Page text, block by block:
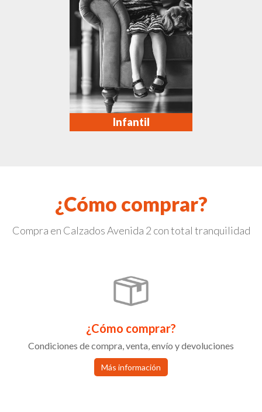
Infantil
¿Cómo comprar?
Compra en Calzados Avenida 2 con total tranquilidad
¿Cómo comprar?
Condiciones de compra, venta, envío y devoluciones
Más información